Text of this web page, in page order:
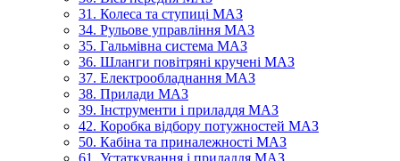
31. Колеса та ступиці МАЗ
34. Рульове управління МАЗ
35. Гальмівна система МАЗ
36. Шланги повітряні кручені МАЗ
37. Електрообладнання МАЗ
38. Прилади МАЗ
39. Інструменти і приладдя МАЗ
42. Коробка відбору потужностей МАЗ
50. Кабіна та приналежності МАЗ
61. Устаткування і приладдя МАЗ